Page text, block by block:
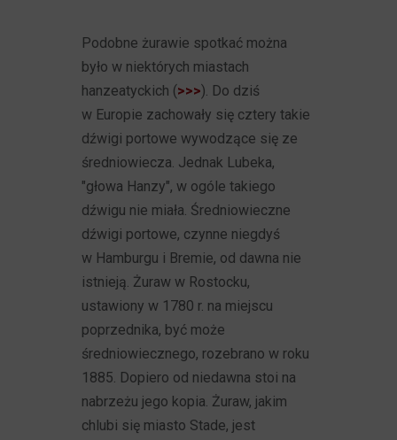
Podobne żurawie spotkać można
było w niektórych miastach
hanzeatyckich (>>>). Do dziś
w Europie zachowały się cztery takie
dźwigi portowe wywodzące się ze
średniowiecza. Jednak Lubeka,
"głowa Hanzy", w ogóle takiego
dźwigu nie miała. Średniowieczne
dźwigi portowe, czynne niegdyś
w Hamburgu i Bremie, od dawna nie
istnieją. Żuraw w Rostocku,
ustawiony w 1780 r. na miejscu
poprzednika, być może
średniowiecznego, rozebrano w roku
1885. Dopiero od niedawna stoi na
nabrzeżu jego kopia. Żuraw, jakim
chlubi się miasto Stade, jest